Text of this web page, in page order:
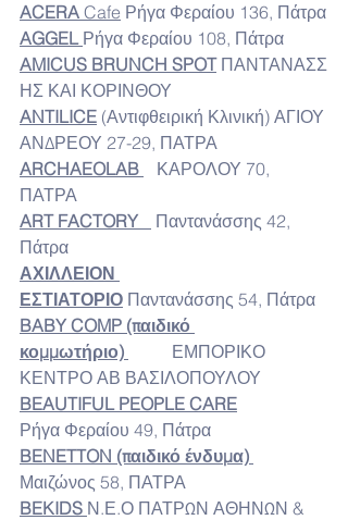
ACERA Cafe Ρήγα Φεραίου 136, Πάτρα
AGGEL Ρήγα Φεραίου 108, Πάτρα
AMICUS BRUNCH SPOT ΠΑΝΤΑΝΑΣΣ
ΗΣ ΚΑΙ ΚΟΡΙΝΘΟΥ
ANTILICE (Αντιφθειρική Κλινική) ΑΓΙΟΥ
ΑΝΔΡΕΟΥ 27-29, ΠΑΤΡΑ
ARCHAEOLAB
ΚΑΡΟΛΟΥ 70,
ΠΑΤΡΑ
ART FACTORY
Παντανάσσης 42,
Πάτρα
ΑΧΙΛΛΕΙΟΝ
ΕΣΤΙΑΤΟΡΙΟ Παντανάσσης 54, Πάτρα
BABY COMP (παιδικό
κομμωτήριο)
ΕΜΠΟΡΙΚΟ
ΚΕΝΤΡΟ ΑΒ ΒΑΣΙΛΟΠΟΥΛΟΥ
BEAUTIFUL PEOPLE CARE
Ρήγα Φεραίου 49, Πάτρα
BENETTON (παιδικό ένδυμα)
Μαιζώνος 58, ΠΑΤΡΑ
BEKIDS Ν.Ε.Ο ΠΑΤΡΩΝ ΑΘΗΝΩΝ &